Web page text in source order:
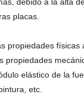
placas.
propiedades
elástico de la
etc.